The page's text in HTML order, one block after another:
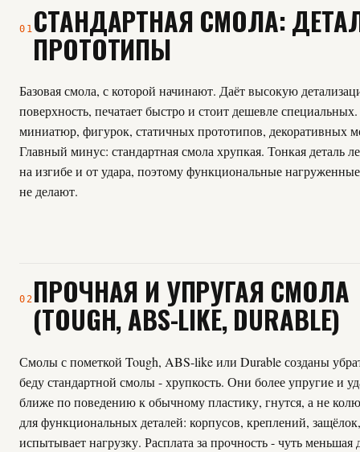
01 СТАНДАРТНАЯ СМОЛА:
ПРОТОТИПЫ
Базовая смола, с которой начинают. Даёт высокую
поверхность, печатает быстро и стоит дешевле
миниатюр, фигурок, статичных прототипов, декоративных
Главный минус: стандартная смола хрупкая. Тонкая деталь
на изгибе и от удара, поэтому функциональные
не делают.
02 ПРОЧНАЯ И УПРУГАЯ СМОЛА
(TOUGH, ABS-LIKE, DURABLE)
Смолы с пометкой Tough, ABS-like или Durable созданы
беду стандартной смолы - хрупкость. Они более упругие и
ближе по поведению к обычному пластику, гнутся, а не
для функциональных деталей: корпусов, креплений,
испытывает нагрузку. Расплата за прочность - чуть меньшая